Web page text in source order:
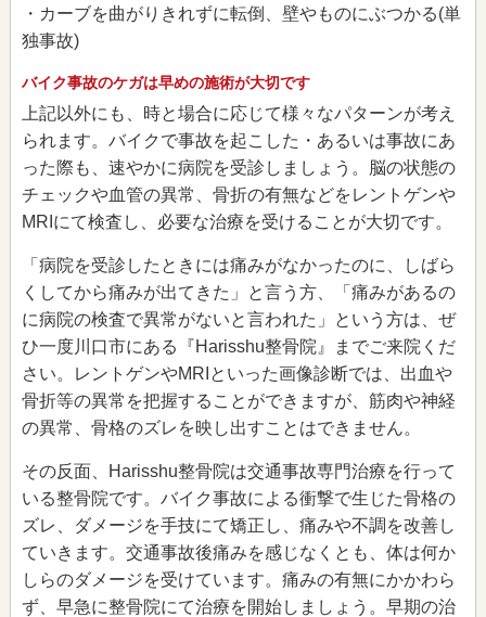
・カーブを曲がりきれずに転倒、壁やものにぶつかる(単
独事故)
バイク事故のケガは早めの施術が大切です
上記以外にも、時と場合に応じて様々なパターンが考え
られます。バイクで事故を起こした・あるいは事故にあ
った際も、速やかに病院を受診しましょう。脳の状態の
チェックや血管の異常、骨折の有無などをレントゲンや
MRIにて検査し、必要な治療を受けることが大切です。
「病院を受診したときには痛みがなかったのに、しばら
くしてから痛みが出てきた」と言う方、「痛みがあるの
に病院の検査で異常がないと言われた」という方は、ぜ
ひ一度川口市にある『Harisshu整骨院』までご来院くだ
さい。レントゲンやMRIといった画像診断では、出血や
骨折等の異常を把握することができますが、筋肉や神経
の異常、骨格のズレを映し出すことはできません。
その反面、Harisshu整骨院は交通事故専門治療を行って
いる整骨院です。バイク事故による衝撃で生じた骨格の
ズレ、ダメージを手技にて矯正し、痛みや不調を改善し
ていきます。交通事故後痛みを感じなくとも、体は何か
しらのダメージを受けています。痛みの有無にかかわら
ず、早急に整骨院にて治療を開始しましょう。早期の治